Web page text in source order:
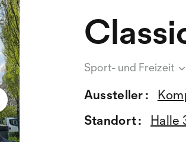
Sport- und Freizeit
Aussteller :
Standort :
Halle